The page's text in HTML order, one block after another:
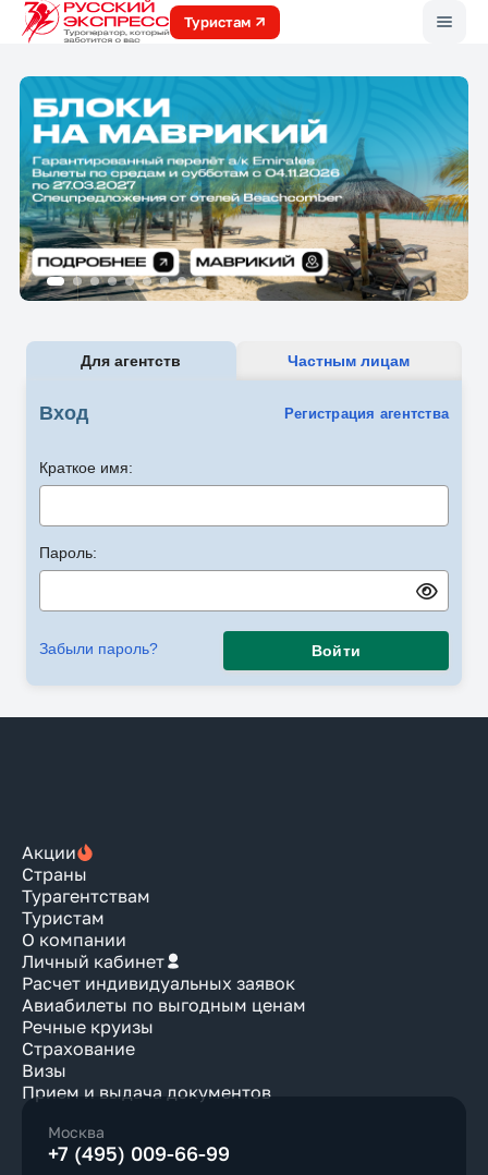
Туристам
Для агентств Частным лицам
Вход Регистрация агентства
Краткое имя:
Пароль:
Забыли пароль? Войти
Акции
Страны
Турагентствам
Туристам
О компании
Личный кабинет
Расчет индивидуальных заявок
Авиабилеты по выгодным ценам
Речные круизы
Страхование
Визы
Прием и выдача документов
Москва
+7 (495) 009-66-99